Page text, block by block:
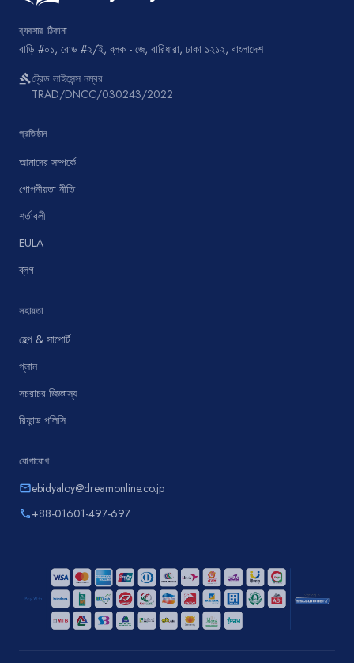
ব্যবসার ঠিকানা
বাড়ি #০১, রোড #২/ই, ব্লক - জে, বারিধারা, ঢাকা ১২১২, বাংলাদেশ
gavelট্রেড লাইসেন্স নম্বর
TRAD/DNCC/030243/2022
প্রতিষ্ঠান
আমাদের সম্পর্কে
গোপনীয়তা নীতি
শর্তাবলী
EULA
ব্লগ
সহায়তা
হেল্প & সাপোর্ট
প্লান
সচরাচর জিজ্ঞাস্য
রিফান্ড পলিসি
যোগাযোগ
emailebidyaloy@dreamonline.co.jp
phone+88-01601-497-697